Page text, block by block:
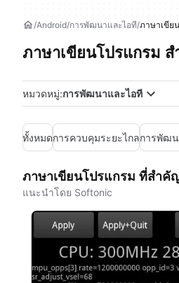
Android การพัฒนาและไอที ภาษาเขีย
ภาษาเขียนโปรแกรม
หมวดหมู่:การพัฒนาและไอที
ทั้งหมดการควบคุมระยะไกลการพัฒน
ภาษาเขียนโปรแกรม ที่สำคั
แนะนำโดย Softonic